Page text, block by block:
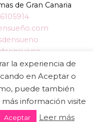
de Gran Canaria
la experiencia de
en Aceptar o
puede también
información visite
Aceptar Leer más